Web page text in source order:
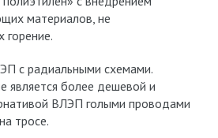
материалов, не
с радиальными схемами.
является более дешевой и
ВЛЭП голыми проводами
тросе.